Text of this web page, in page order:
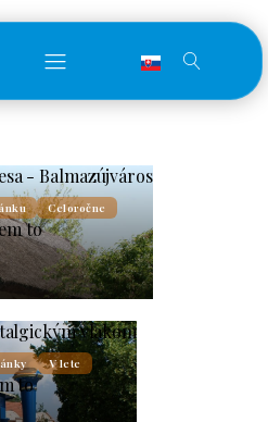
- Balmazújváros
Celoročne
to
vlakom
V lete
to